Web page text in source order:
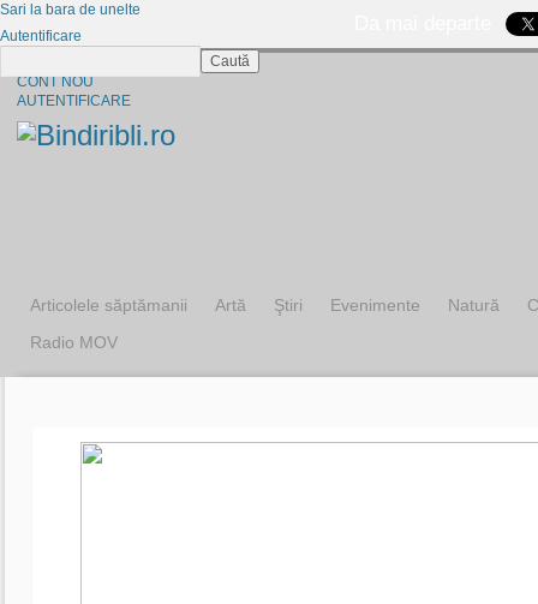
CONT NOU
AUTENTIFICARE
Articolele săptămanii Artă Ştiri Evenimente Natură
Radio MOV
Sari la bara de unelte
Autentificare
Caută